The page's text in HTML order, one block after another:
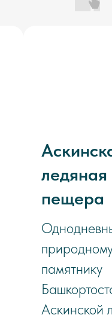
ледяная
пещера
памятнику
Аскинской